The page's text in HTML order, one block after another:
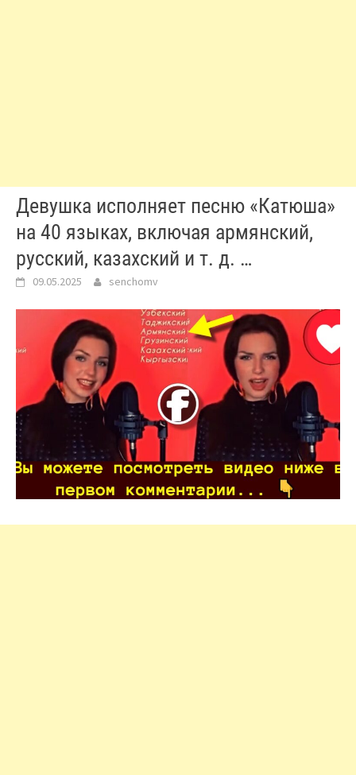
Девушка исполняет песню «Катюша»
на 40 языках, включая армянский,
русский, казахский и т. д. …
09.05.2025 senchomv